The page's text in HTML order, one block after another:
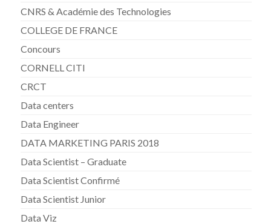
CNRS & Académie des Technologies
COLLEGE DE FRANCE
Concours
CORNELL CITI
CRCT
Data centers
Data Engineer
DATA MARKETING PARIS 2018
Data Scientist – Graduate
Data Scientist Confirmé
Data Scientist Junior
Data Viz